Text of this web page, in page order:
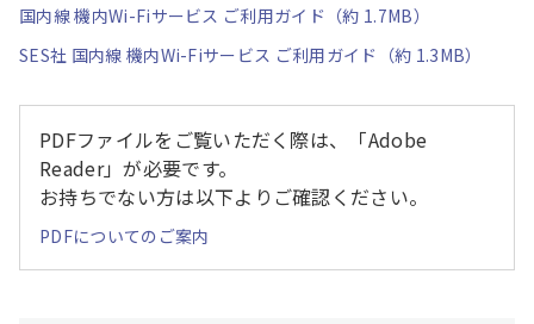
国内線 機内Wi-Fiサービス ご利用ガイド（約 1.7MB）
SES社 国内線 機内Wi-Fiサービス ご利用ガイド（約 1.3MB）
PDFファイルをご覧いただく際は、「Adobe
Reader」が必要です。
お持ちでない方は以下よりご確認ください。
PDFについてのご案内